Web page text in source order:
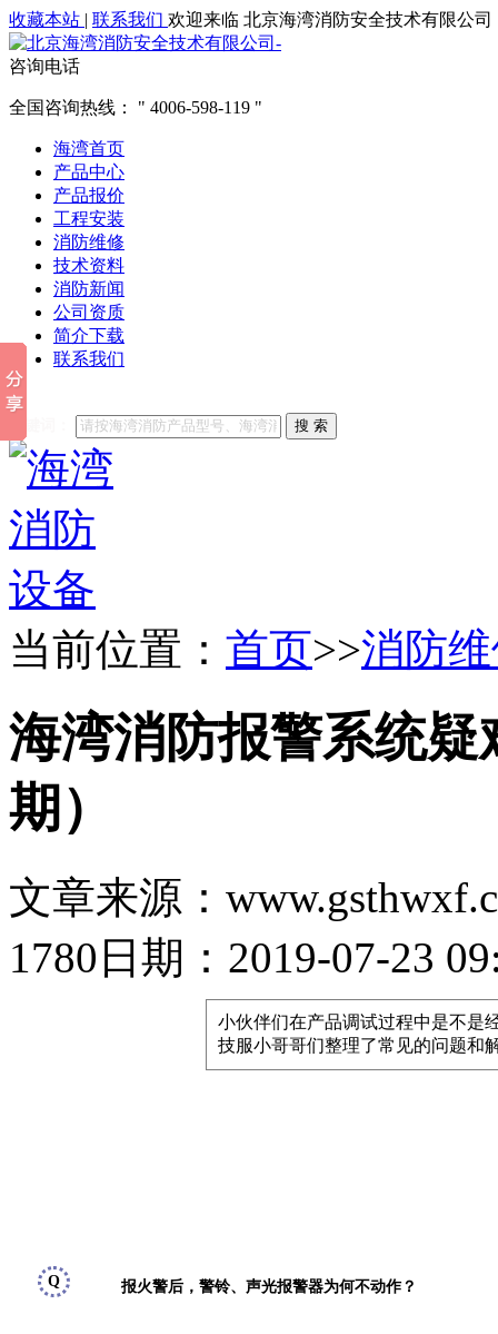
收藏本站 | 联系我们 欢迎来临 北京海湾消防安全技术有限公司
咨询电话
全国咨询热线： 4006-598-119
海湾首页
产品中心
产品报价
工程安装
消防维修
技术资料
消防新闻
公司资质
简介下载
联系我们
他们都在搜索:
搜 索
当前位置： 首页>>消防
海湾消防报警系统
期）
文章来源：
1780 日期：2019-07-23
小伙伴们在产品调试过程中是不是
技服小哥哥们整理了常见的问题和
Q 报火警后，警铃、声光报警器为何不动作？